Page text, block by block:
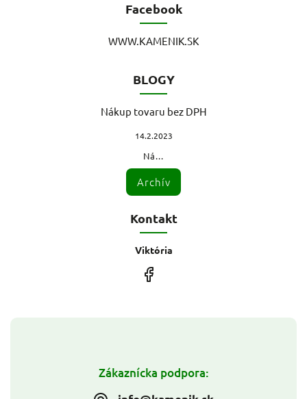
Zákaznícka podpora:
Facebook
WWW.KAMENIK.SK
BLOGY
Nákup tovaru bez DPH
14.2.2023
Ná...
Archív
Kontakt
Viktória